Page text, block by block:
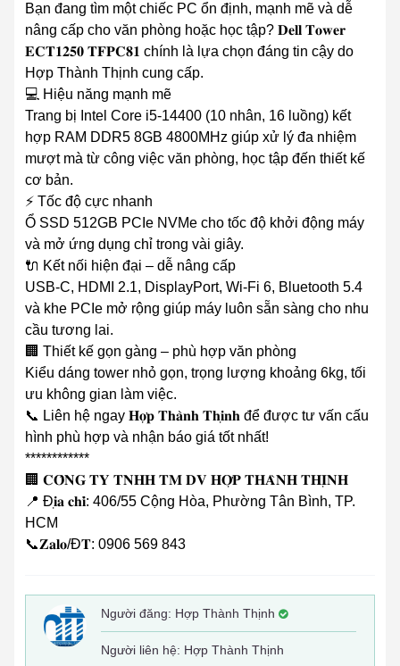
Bạn đang tìm một chiếc PC ổn định, mạnh mẽ và dễ
nâng cấp cho văn phòng hoặc học tập? 𝐃𝐞𝐥𝐥 𝐓𝐨𝐰𝐞𝐫
𝐄𝐂𝐓𝟏𝟐𝟓𝟎 𝐓𝐅𝐏𝐂𝟖𝟏 chính là lựa chọn đáng tin cậy do
Hợp Thành Thịnh cung cấp.
💻 Hiệu năng mạnh mẽ
Trang bị Intel Core i5-14400 (10 nhân, 16 luồng) kết
hợp RAM DDR5 8GB 4800MHz giúp xử lý đa nhiệm
mượt mà từ công việc văn phòng, học tập đến thiết kế
cơ bản.
⚡ Tốc độ cực nhanh
Ổ SSD 512GB PCIe NVMe cho tốc độ khởi động máy
và mở ứng dụng chỉ trong vài giây.
🔌 Kết nối hiện đại – dễ nâng cấp
USB-C, HDMI 2.1, DisplayPort, Wi-Fi 6, Bluetooth 5.4
và khe PCIe mở rộng giúp máy luôn sẵn sàng cho nhu
cầu tương lai.
🏢 Thiết kế gọn gàng – phù hợp văn phòng
Kiểu dáng tower nhỏ gọn, trọng lượng khoảng 6kg, tối
ưu không gian làm việc.
📞 Liên hệ ngay 𝐇𝐨̛̣𝐩 𝐓𝐡𝐚̀𝐧𝐡 𝐓𝐡𝐢̣𝐧𝐡 để được tư vấn cấu
hình phù hợp và nhận báo giá tốt nhất!
************
🏢 𝐂𝐎̂𝐍𝐆 𝐓𝐘 𝐓𝐍𝐇𝐇 𝐓𝐌 𝐃𝐕 𝐇𝐎̛̣𝐏 𝐓𝐇𝐀̀𝐍𝐇 𝐓𝐇𝐈̣𝐍𝐇
📍 Đ𝐢̣𝐚 𝐜𝐡𝐢̉: 406/55 Cộng Hòa, Phường Tân Bình, TP.
HCM
📞𝐙𝐚𝐥𝐨/Đ𝐓: 0906 569 843
Người đăng: Hợp Thành Thịnh
Người liên hệ: Hợp Thành Thịnh